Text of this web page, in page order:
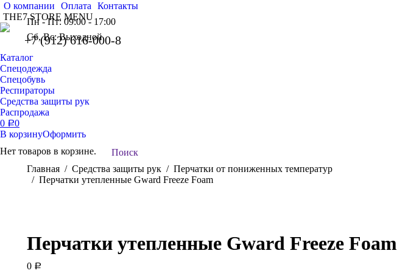
О компании Оплата
Контакты
THE7 STORE MENU
Пн - Пт: 09:00 - 17:00
Сб, Вс: Выходной
+7 (912) 616-000-8
Каталог
Спецодежда
Спецобувь
Респираторы
Средства защиты рук
Распродажа
0 Р0
В корзинуОформить
Нет товаров в корзине.
Поиск:
Поиск
Вы здесь:
Главная Средства защиты рук
Перчатки от пониженных температур
Перчатки утепленные Gward Freeze Foam
Перчатки утепленные Gward Freeze Foam
0 Р